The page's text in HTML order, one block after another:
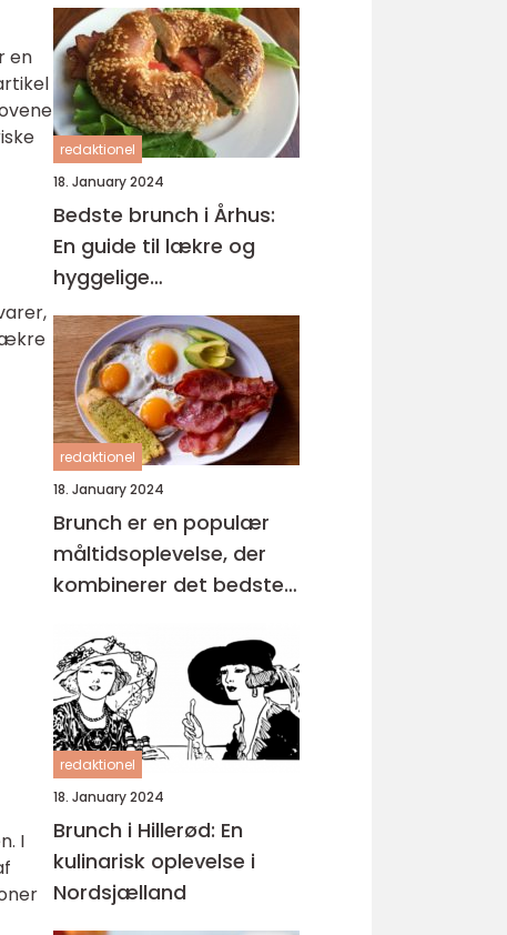
en
I
redaktionel
18. January 2024
Bedste brunch i Århus:
En guide til lækre og
hyggelige
morgenmåltider
redaktionel
18. January 2024
Brunch er en populær
måltidsoplevelse, der
kombinerer det bedste
frokost
redaktionel
18. January 2024
Brunch i Hillerød: En
kulinarisk oplevelse i
Nordsjælland